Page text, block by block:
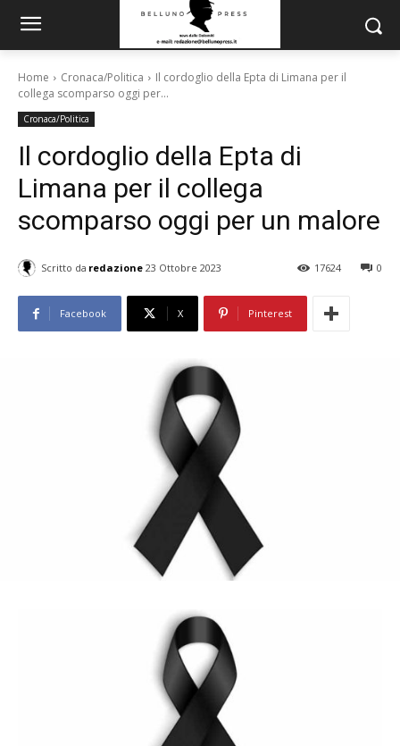
Home Cronaca/Politica
Il cordoglio della Epta di Limana per il
collega scomparso oggi per...
Cronaca/Politica
Il cordoglio della Epta di
Limana per il collega
scomparso oggi per un malore
Scritto da redazione 23 Ottobre 2023 0
17624
Facebook X Pinterest